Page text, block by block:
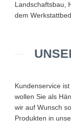
Landschaftsbau,
dem
Kundenservice
wollen Sie als
wir auf Wunsch
Produkten in